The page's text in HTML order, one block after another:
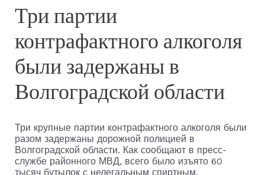
Три партии
контрафактного алкоголя
были задержаны в
Волгоградской области
Три крупные партии контрафактного алкоголя были
разом задержаны дорожной полицией в
Волгоградской области. Как сообщают в пресс-
службе районного МВД, всего было изъято 60
тысяч бутылок с нелегальным спиртным.